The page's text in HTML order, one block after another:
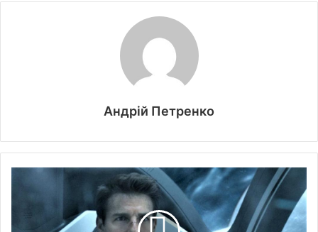
Андрій Петренко